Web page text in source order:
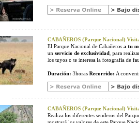
CABAÑEROS (Parque Nacional)
El Parque Nacional de Cabañeros a tu
un servicio de exclusividad , para
los tuyos o te interesa la fotografía de
Duración: 3horas Recorrido: A
CABAÑEROS (Parque Nacional)
Realiza los diferentes senderos del